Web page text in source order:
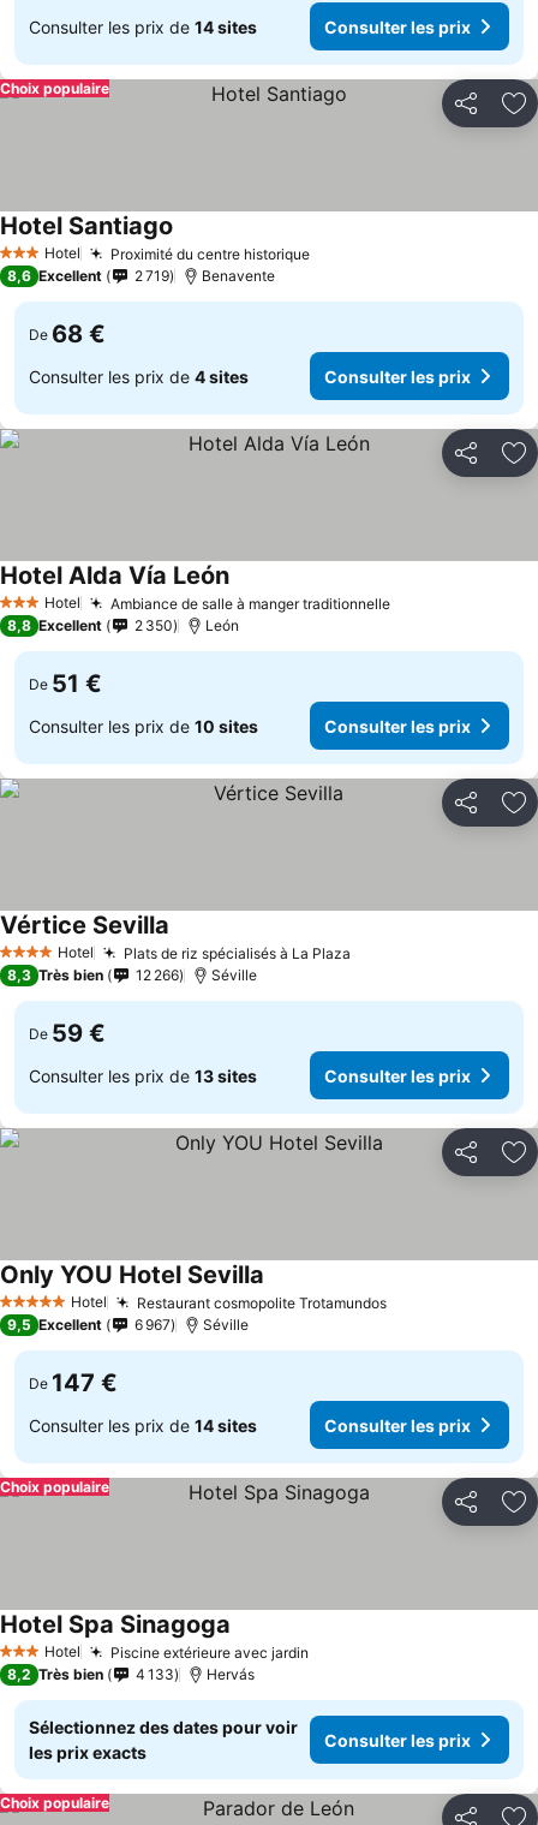
Consulter les prix de 14 sites Consulter les prix
Partager
Choix populaire
3 ÉtoilesHotel Proximité du centre historiqueConsulter les prix
Hotel Santiago
8,6 Excellent 2 719 Benavente
De 68 €
Consulter les prix de 4 sites Consulter les prix
Partager
3 ÉtoilesHotel Ambiance de salle à manger traditionnelleConsulter les
Hotel Alda Vía LeónConsulter les prix
8,8 Excellent 2 350 León
De 51 €
Consulter les prix de 10 sites Consulter les prix
Partager
4 Étoiles Hotel Plats de riz spécialisés à La Plaza
Vértice Sevilla
8,3 Très bien 12 266 Séville
De 59 €
Consulter les prix de 13 sites Consulter les prix
Partager
5 Étoiles Hotel Restaurant cosmopolite TrotamundosConsulter les
Only YOU Hotel Sevilla
9,5 Excellent 6 967 Séville
De 147 €
Consulter les prix de 14 sites Consulter les prix
Partager
Choix populaire
3 ÉtoilesHotel Piscine extérieure avec jardin
Hotel Spa Sinagoga
8,2 Très bien 4 133 Hervás
Sélectionnez des dates pour voir
les prix exacts
Consulter les prix
Choix populaire